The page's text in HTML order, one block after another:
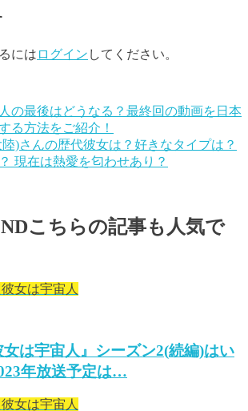
には ログイン してください。
の最後はどうなる？最終回の動画を日本
る方法をご紹介！
)さんの歴代彼女は？好きなタイプは？
現在は熱愛を匂わせあり？
こちらの記事も人気で
女は宇宙人
女は宇宙人』シーズン2(続編)はい
年放送予定は…
女は宇宙人